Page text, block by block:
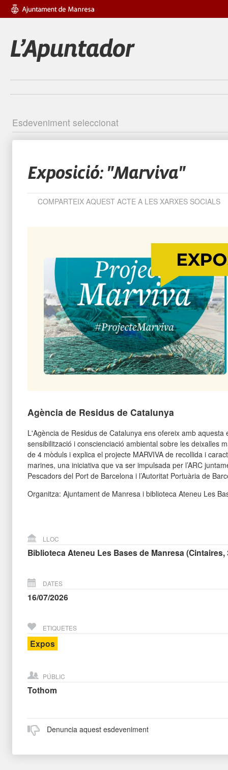
Esdeveniment seleccionat
Exposició: "Marviva"
COMPARTEIX AQUEST ACTE A LES XARXES SOCIALS
Agència de Residus de Catalunya
L'Agència de Residus de Catalunya ens ofereix amb aquesta
sensibilització i conscienciació ambiental sobre les deixalles
de 4 mòduls i explica el projecte MARVIVA de recollida i
marines, una iniciativa que va ser impulsada per l’ARC
Pescadors del Port de Barcelona i l’Autoritat Portuària de
Organitza: Ajuntament de Manresa i biblioteca Ateneu Les
LLOC
Biblioteca Ateneu Les Bases de Manresa (Cintaires,
DATES
16/07/2026
ETIQUETES
Expos
PÚBLIC
Tothom
Denuncia aquest esdeveniment